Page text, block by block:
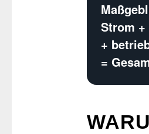
Strom +
+
=